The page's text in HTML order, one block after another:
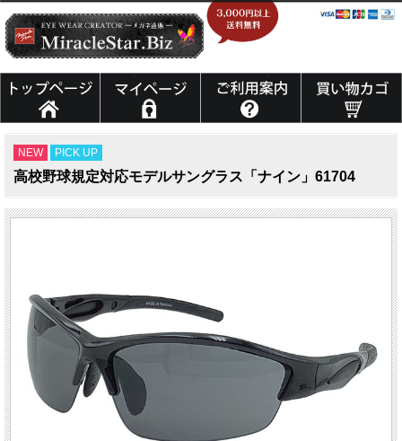
NEW PICK UP
高校野球規定対応モデルサングラス「ナイン」61704